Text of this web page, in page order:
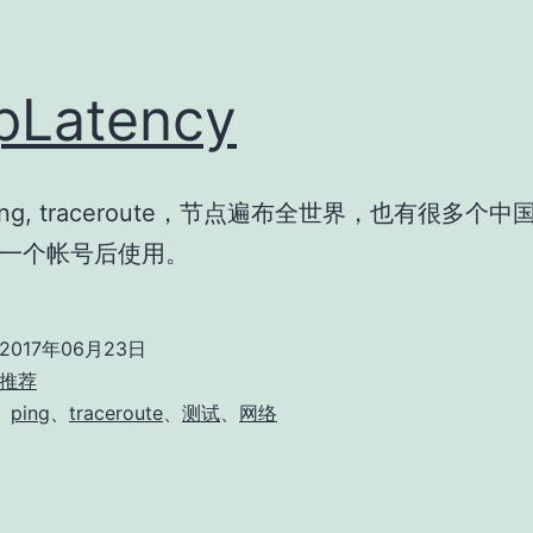
traceroute，节点遍布全世界，也有很多个中国
个帐号后使用。
2017年06月23日
荐
ping、 traceroute、 测试、 网络